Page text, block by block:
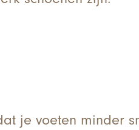
je voeten